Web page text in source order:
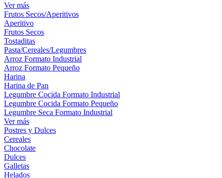
Ver más
Frutos Secos/Aperitivos
Aperitivo
Frutos Secos
Tostaditas
Pasta/Cereales/Legumbres
Arroz Formato Industrial
Arroz Formato Pequeño
Harina
Harina de Pan
Legumbre Cocida Formato Industrial
Legumbre Cocida Formato Pequeño
Legumbre Seca Formato Industrial
Ver más
Postres y Dulces
Cereales
Chocolate
Dulces
Galletas
Helados